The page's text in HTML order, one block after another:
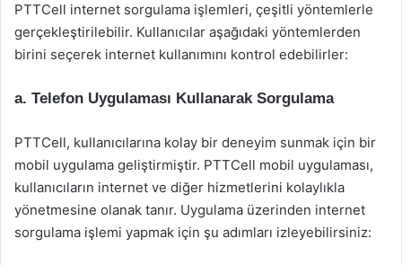
PTTCell internet sorgulama işlemleri, çeşitli yöntemlerle
gerçekleştirilebilir. Kullanıcılar aşağıdaki yöntemlerden
birini seçerek internet kullanımını kontrol edebilirler:
a. Telefon Uygulaması Kullanarak Sorgulama
PTTCell, kullanıcılarına kolay bir deneyim sunmak için bir
mobil uygulama geliştirmiştir. PTTCell mobil uygulaması,
kullanıcıların internet ve diğer hizmetlerini kolaylıkla
yönetmesine olanak tanır. Uygulama üzerinden internet
sorgulama işlemi yapmak için şu adımları izleyebilirsiniz: